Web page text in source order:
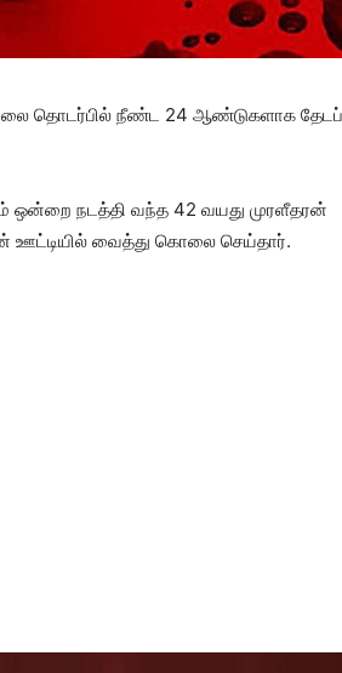
தொடர்பில் நீண்ட 24 ஆண்டுகளாக
ஒன்றை நடத்தி வந்த 42 வயது முரளீதரன்
ஊட்டியில் வைத்து கொலை செய்தார்.